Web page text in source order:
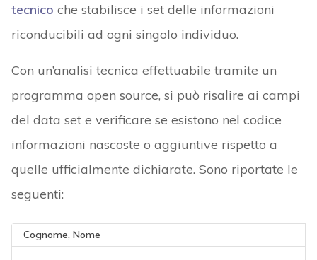
tecnico che stabilisce i set delle informazioni
riconducibili ad ogni singolo individuo.
Con un’analisi tecnica effettuabile tramite un
programma open source, si può risalire ai campi
del data set e verificare se esistono nel codice
informazioni nascoste o aggiuntive rispetto a
quelle ufficialmente dichiarate. Sono riportate le
seguenti:
Cognome, Nome